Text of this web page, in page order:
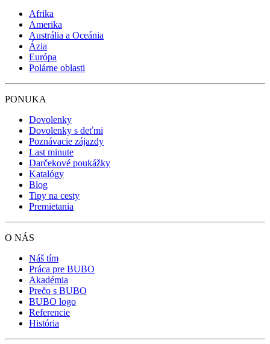
Afrika
Amerika
Austrália a Oceánia
Ázia
Európa
Polárne oblasti
PONUKA
Dovolenky
Dovolenky s deťmi
Poznávacie zájazdy
Last minute
Darčekové poukážky
Katalógy
Blog
Tipy na cesty
Premietania
O NÁS
Náš tím
Práca pre BUBO
Akadémia
Prečo s BUBO
BUBO logo
Referencie
História